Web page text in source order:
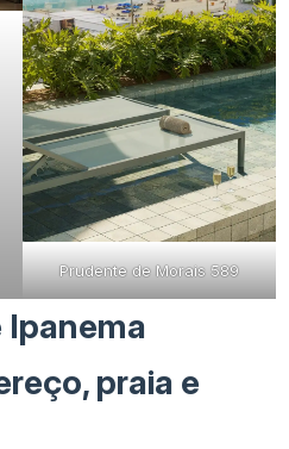
Prudente de Morais 589
Ipanema
praia e